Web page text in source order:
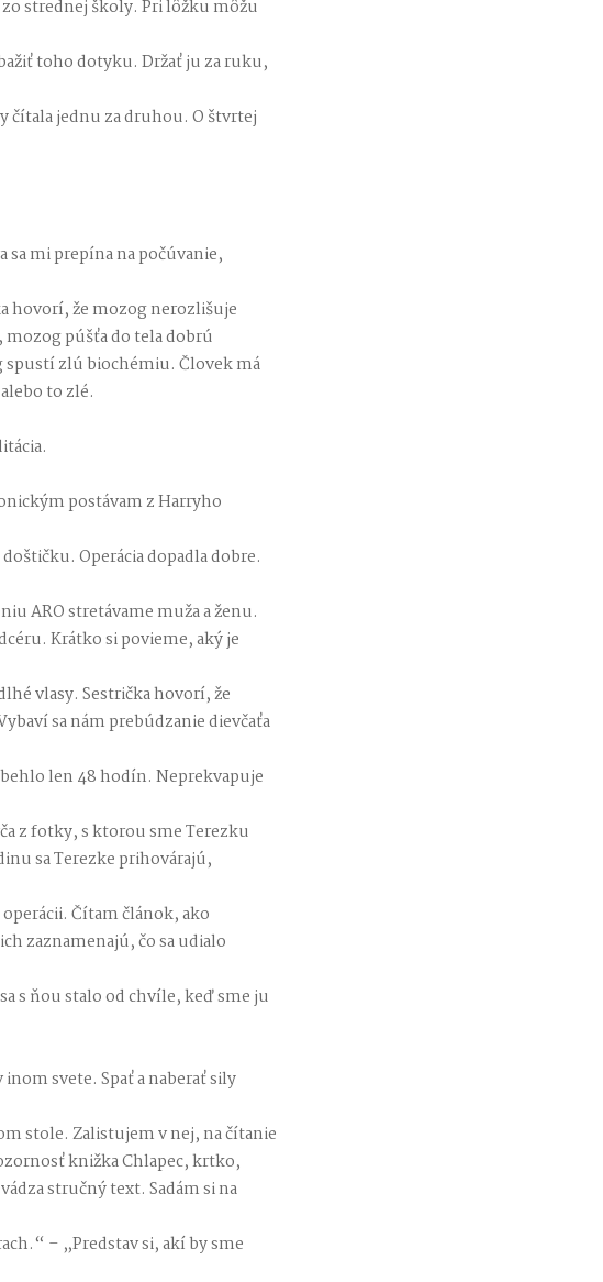
strednej školy. Pri lôžku môžu
toho dotyku. Držať ju za ruku,
čítala jednu za druhou. O štvrtej
sa mi prepína na počúvanie,
hovorí, že mozog nerozlišuje
mozog púšťa do tela dobrú
spustí zlú biochémiu. Človek má
to zlé.
postávam z Harryho
Operácia dopadla dobre.
ARO stretávame muža a ženu.
Krátko si povieme, aký je
vlasy. Sestrička hovorí, že
sa nám prebúdzanie dievčaťa
len 48 hodín. Neprekvapuje
z fotky, s ktorou sme Terezku
sa Terezke prihovárajú,
Čítam článok, ako
zaznamenajú, čo sa udialo
s ňou stalo od chvíle, keď sme ju
svete. Spať a naberať sily
stole. Zalistujem v nej, na čítanie
knižka Chlapec, krtko,
stručný text. Sadám si na
– „Predstav si, akí by sme